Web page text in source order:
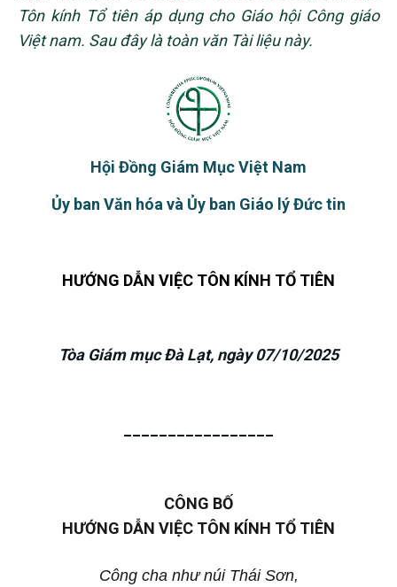
Tôn kính Tổ tiên áp dụng cho Giáo hội Công giáo
Việt nam. Sau đây là toàn văn Tài liệu này.
Hội Đồng Giám Mục Việt Nam
Ủy ban Văn hóa và Ủy ban Giáo lý Đức tin
HƯỚNG DẪN VIỆC TÔN KÍNH TỔ TIÊN
Tòa Giám mục Đà Lạt, ngày 07/10/2025
CÔNG BỐ
HƯỚNG DẪN VIỆC TÔN KÍNH TỔ TIÊN
Công cha như núi Thái Sơn,